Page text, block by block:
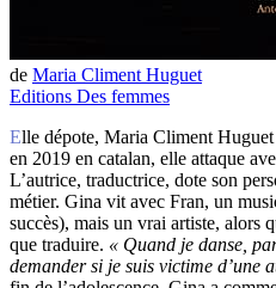
de Maria Climent Huguet
Editions Des femmes
Elle dépote, Maria Climent Huguet ! Dans ce premier roman, paru
en 2019 en catalan, elle attaque
L’autrice, traductrice, dote son
métier. Gina vit avec Fran, un
succès), mais un vrai artiste, alors
que traduire. « Quand je danse,
demander si je suis victime d’une